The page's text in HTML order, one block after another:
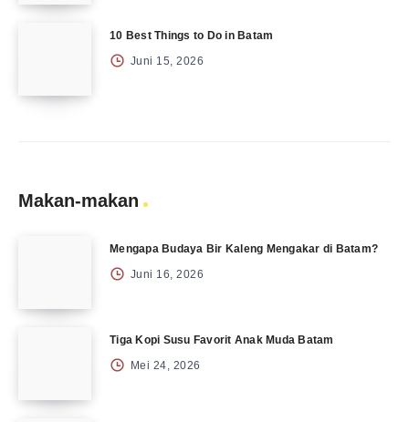
10 Best Things to Do in Batam
Juni 15, 2026
Makan-makan
Mengapa Budaya Bir Kaleng Mengakar di Batam?
Juni 16, 2026
Tiga Kopi Susu Favorit Anak Muda Batam
Mei 24, 2026